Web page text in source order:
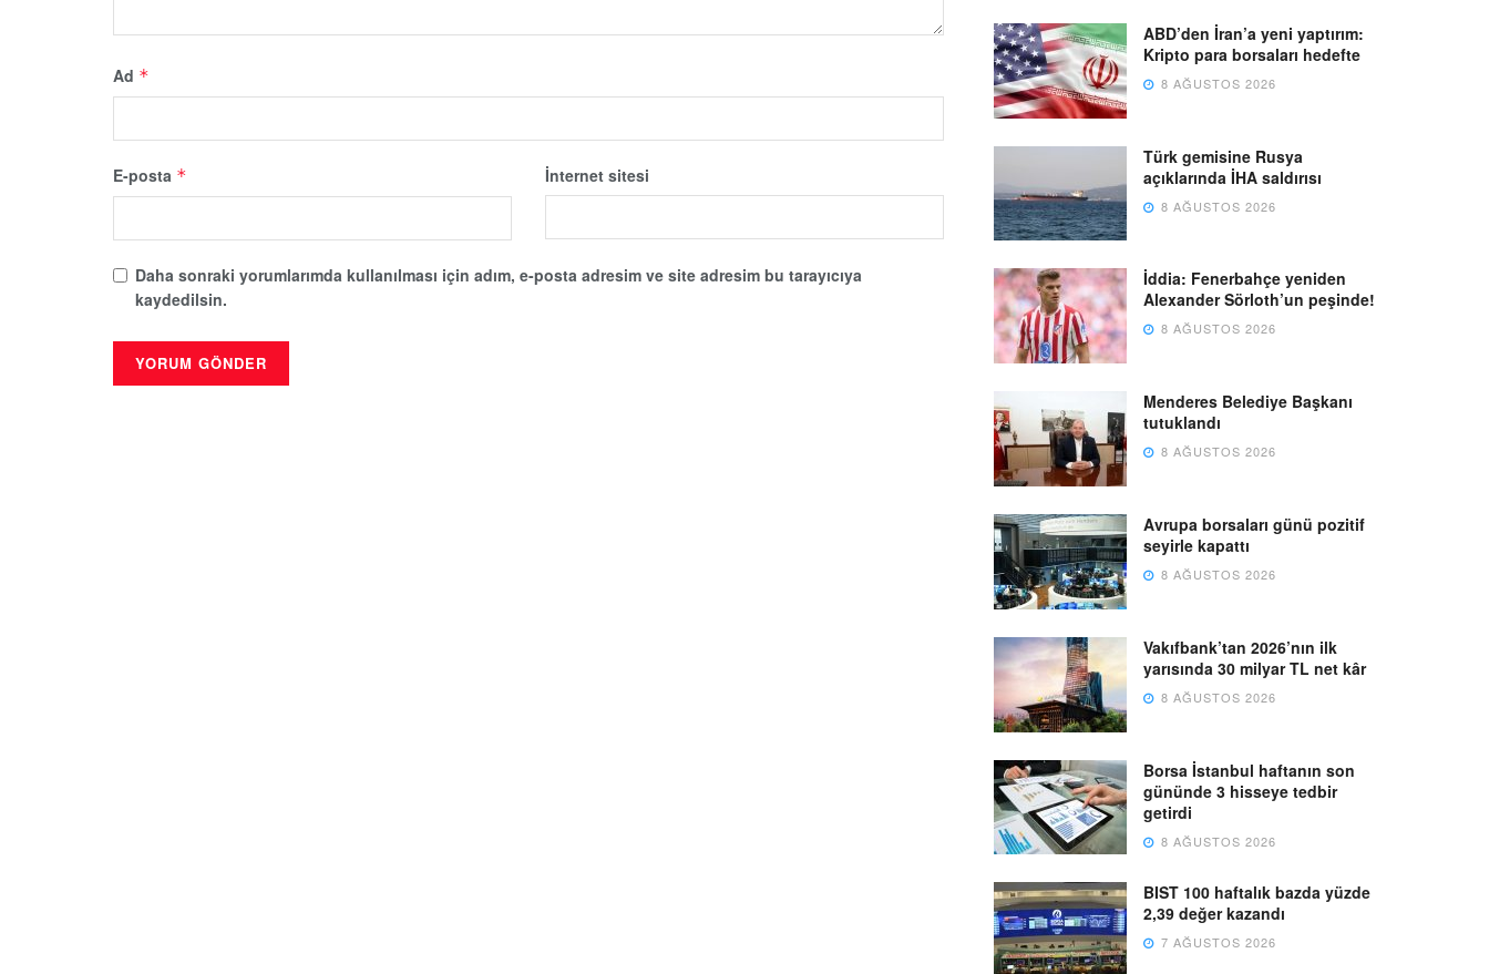
Ad *
E-posta * İnternet sitesi
Daha sonraki yorumlarımda kullanılması için adım, e-posta adresim ve site adresim bu tarayıcıya
kaydedilsin.
ABD’den İran’a yeni yaptırım:
Kripto para borsaları hedefte
8 AĞUSTOS 2026
Türk gemisine Rusya
açıklarında İHA saldırısı
8 AĞUSTOS 2026
İddia: Fenerbahçe yeniden
Alexander Sörloth’un peşinde!
8 AĞUSTOS 2026
Menderes Belediye Başkanı
tutuklandı
8 AĞUSTOS 2026
Avrupa borsaları günü pozitif
seyirle kapattı
8 AĞUSTOS 2026
Vakıfbank’tan 2026’nın ilk
yarısında 30 milyar TL net kâr
8 AĞUSTOS 2026
Borsa İstanbul haftanın son
gününde 3 hisseye tedbir
getirdi
8 AĞUSTOS 2026
BIST 100 haftalık bazda yüzde
2,39 değer kazandı
7 AĞUSTOS 2026